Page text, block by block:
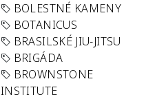
BOLESTNÉ KAMENY
BOTANICUS
BRASILSKÉ JIU-JITSU
BRIGÁDA
BROWNSTONE
INSTITUTE